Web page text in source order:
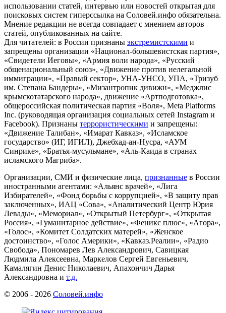
использовании статей, интервью или новостей открытая для
поисковых систем гиперссылка на Соловей.инфо обязательна.
Мнение редакции не всегда совпадает с мнением авторов
статей, опубликованных на сайте.
Для читателей: в России признаны экстремистскими и
запрещены организации «Национал-большевистская партия»,
«Свидетели Иеговы», «Армия воли народа», «Русский
общенациональный союз», «Движение против нелегальной
иммиграции», «Правый сектор», УНА-УНСО, УПА, «Тризуб
им. Степана Бандеры», «Мизантропик дивижн», «Меджлис
крымскотатарского народа», движение «Артподготовка»,
общероссийская политическая партия «Воля», Meta Platforms
Inc. (руководящая организация социальных сетей Instagram и
Facebook). Признаны террористическими и запрещены:
«Движение Талибан», «Имарат Кавказ», «Исламское
государство» (ИГ, ИГИЛ), Джебхад-ан-Нусра, «АУМ
Синрике», «Братья-мусульмане», «Аль-Каида в странах
исламского Магриба».
Организации, СМИ и физические лица, признанные в России
иностранными агентами: «Альянс врачей», «Лига
Избирателей», «Фонд борьбы с коррупцией», «В защиту прав
заключенных», ИАЦ «Сова», «Аналитический Центр Юрия
Левады», «Мемориал», «Открытый Петербург», «Открытая
Россия», «Гуманитарное действие», «Феникс плюс», «Агора»,
«Голос», «Комитет Солдатских матерей», «Женское
достоинство», «Голос Америки», «Кавказ.Реалии», «Радио
Свобода», Пономарев Лев Александрович, Савицкая
Людмила Алексеевна, Маркелов Сергей Евгеньевич,
Камалягин Денис Николаевич, Апахончич Дарья
Александровна и т.д.
© 2006 - 2026 Соловей.инфо